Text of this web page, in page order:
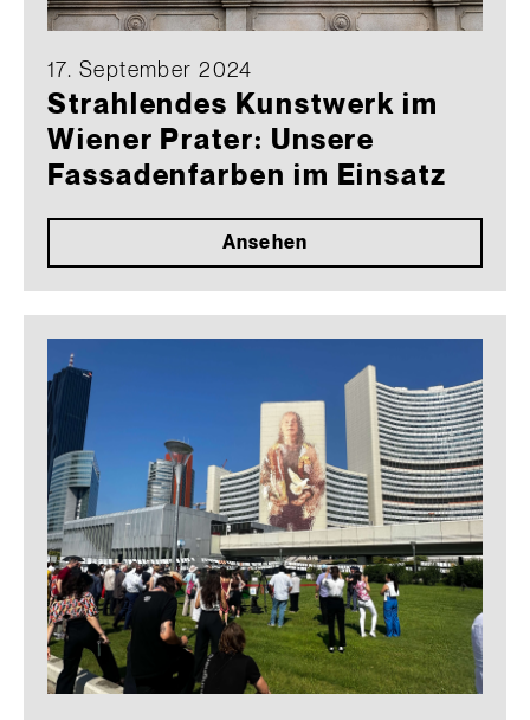
17. September 2024
Strahlendes Kunstwerk im
Wiener Prater: Unsere
Fassadenfarben im Einsatz
Ansehen